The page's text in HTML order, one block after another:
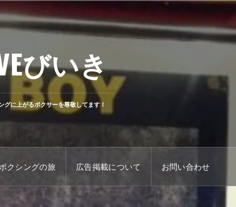
びいき
に上がるボクサーを尊敬してます！
クシングの旅 広告掲載について お問い合わせ